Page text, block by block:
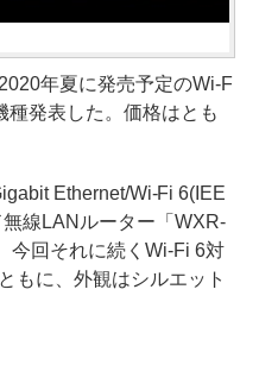
年夏に発売予定のWi-F
種発表した。価格はとも
Ethernet/Wi-Fi 6(IEE
線LANルーター「WXR-
今回それに続くWi-Fi 6対
もに、外観はシルエット